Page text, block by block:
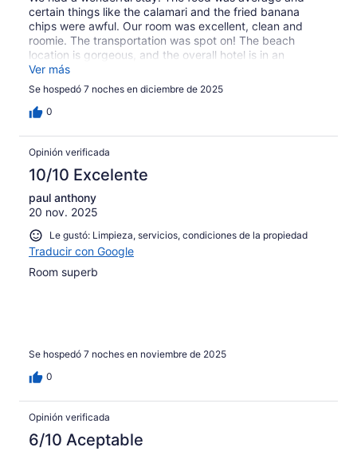
certain things like the calamari and the fried banana
chips were awful. Our room was excellent, clean and
roomie. The transportation was spot on! The beach
location is gorgeous, and the overall hotel is in an
excellent and convenient area.
Ver más
Se hospedó 7 noches en diciembre de 2025
0
Opinión verificada
10/10 Excelente
paul anthony
20 nov. 2025
Le gustó: Limpieza, servicios, condiciones de la propiedad
Traducir con Google
Room superb
Se hospedó 7 noches en noviembre de 2025
0
Opinión verificada
6/10 Aceptable